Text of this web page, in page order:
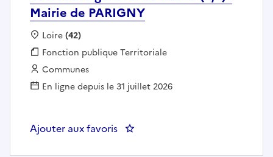
Mairie de PARIGNY
Localisation :
Loire(42)
Fonction publique :
Fonction publique Territoriale
Employeur :
Communes
En ligne depuis le 31 juillet 2026
Ajouter aux favoris : Secrétaire général de mairie